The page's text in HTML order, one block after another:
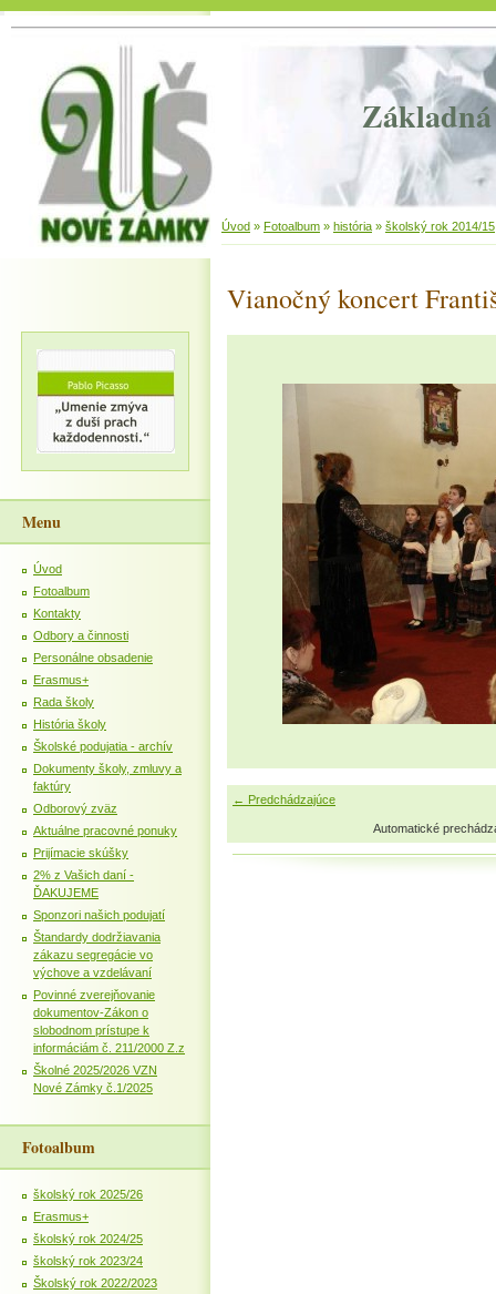
Základná
Úvod » Fotoalbum » história » školský rok 2014/15
Vianočný koncert
← Predchádzajúce
Automatické
Menu
Úvod
Fotoalbum
Kontakty
Odbory a činnosti
Personálne obsadenie
Erasmus+
Rada školy
História školy
Školské podujatia - archív
Dokumenty školy, zmluvy a
faktúry
Odborový zväz
Aktuálne pracovné ponuky
Prijímacie skúšky
2% z Vašich daní -
ĎAKUJEME
Sponzori našich podujatí
Štandardy dodržiavania
zákazu segregácie vo
výchove a vzdelávaní
Povinné zverejňovanie
dokumentov-Zákon o
slobodnom prístupe k
informáciám č. 211/2000 Z.z
Školné 2025/2026 VZN
Nové Zámky č.1/2025
Fotoalbum
školský rok 2025/26
Erasmus+
školský rok 2024/25
školský rok 2023/24
Školský rok 2022/2023